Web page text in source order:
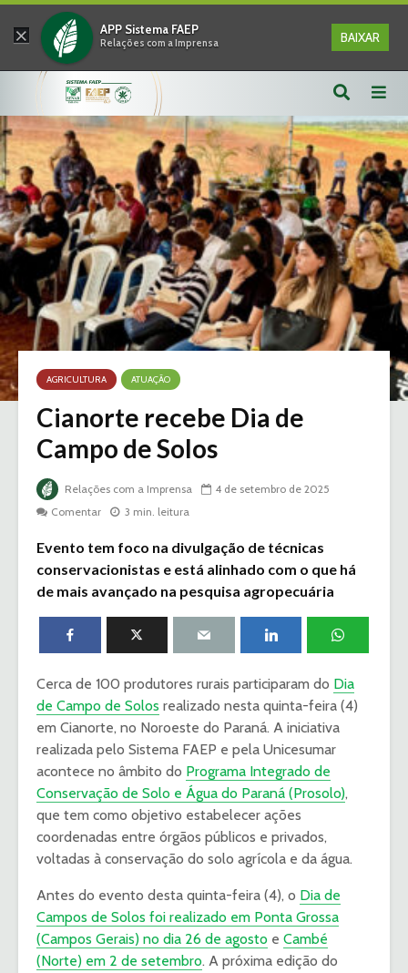
× APP Sistema FAEP
Relações com a Imprensa BAIXAR
AGRICULTURA ATUAÇÃO
Cianorte recebe Dia de
Campo de Solos
Relações com a Imprensa
4 de setembro de 2025
Comentar
3 min. leitura
Evento tem foco na divulgação de técnicas
conservacionistas e está alinhado com o que há
de mais avançado na pesquisa agropecuária
Cerca de 100 produtores rurais participaram do Dia
de Campo de Solos realizado nesta quinta-feira (4)
em Cianorte, no Noroeste do Paraná. A iniciativa
realizada pelo Sistema FAEP e pela Unicesumar
acontece no âmbito do Programa Integrado de
Conservação de Solo e Água do Paraná (Prosolo),
que tem como objetivo estabelecer ações
coordenadas entre órgãos públicos e privados,
voltadas à conservação do solo agrícola e da água.
Antes do evento desta quinta-feira (4), o Dia de
Campos de Solos foi realizado em Ponta Grossa
(Campos Gerais) no dia 26 de agosto e Cambé
(Norte) em 2 de setembro. A próxima edição do